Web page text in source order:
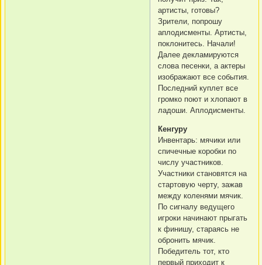
артисты, готовы?
Зрители, попрошу
аплодисменты. Артисты,
поклонитесь. Начали!
Далее декламируются
слова песенки, а актеры
изображают все события.
Последний куплет все
громко поют и хлопают в
ладоши. Аплодисменты.
Кенгуру
Инвентарь: мячики или
спичечные коробки по
числу участников.
Участники становятся на
стартовую черту, зажав
между коленями мячик.
По сигналу ведущего
игроки начинают прыгать
к финишу, стараясь не
обронить мячик.
Победитель тот, кто
первый приходит к